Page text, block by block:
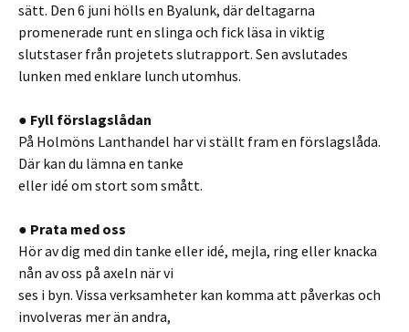
sätt. Den 6 juni hölls en Byalunk, där deltagarna
promenerade runt en slinga och fick läsa in viktig
slutstaser från projetets slutrapport. Sen avslutades
lunken med enklare lunch utomhus.
● Fyll förslagslådan
På Holmöns Lanthandel har vi ställt fram en förslagslåda.
Där kan du lämna en tanke
eller idé om stort som smått.
● Prata med oss
Hör av dig med din tanke eller idé, mejla, ring eller knacka
nån av oss på axeln när vi
ses i byn. Vissa verksamheter kan komma att påverkas och
involveras mer än andra,